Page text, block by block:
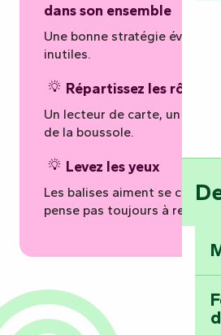
dans son ensemble
Une bonne stratégie évite
inutiles.
Répartissez les rôles
Un lecteur de carte, un
de la boussole.
Levez les yeux
Les balises aiment se cacher
pense pas toujours à regarder.